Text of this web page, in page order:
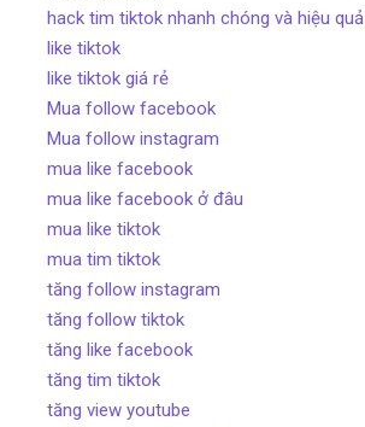
hack tim tiktok nhanh chóng và hiệu quả
like tiktok
like tiktok giá rẻ
Mua follow facebook
Mua follow instagram
mua like facebook
mua like facebook ở đâu
mua like tiktok
mua tim tiktok
tăng follow instagram
tăng follow tiktok
tăng like facebook
tăng tim tiktok
tăng view youtube